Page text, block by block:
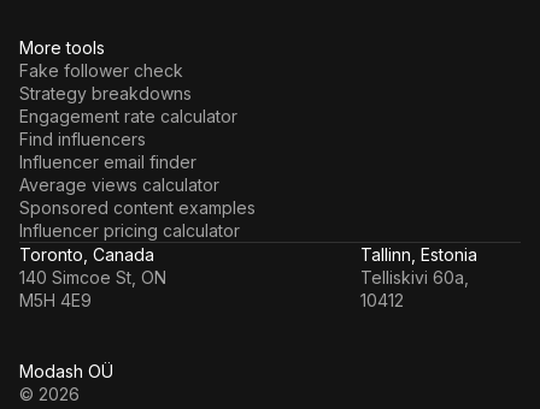
More tools
Fake follower check
Strategy breakdowns
Engagement rate calculator
Find influencers
Influencer email finder
Average views calculator
Sponsored content examples
Influencer pricing calculator
Modash OÜ
© 2026
Toronto, Canada
140 Simcoe St, ON
M5H 4E9
Tallinn, Estonia
Telliskivi 60a,
10412